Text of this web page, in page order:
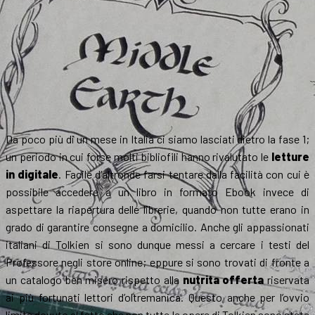
Da poco più di un mese in Italia ci siamo lasciati dietro la fase 1;
un periodo in cui forse molti bibliofili hanno rivalutato le letture
in digitale. Facile d’altronde farsi tentare dalla facilità con cui è
possibile accedere a un libro in formato Ebook invece di
aspettare la riapertura delle librerie, quando non tutte erano in
grado di garantire consegne a domicilio. Anche gli appassionati
italiani di Tolkien si sono dunque messi a cercare i testi del
Professore negli store online; eppure si sono trovati di fronte a
un catalogo ben misero rispetto alla nutrita offerta riservata
ai più fortunati lettori d’oltremanica. Questo anche per l’ovvio